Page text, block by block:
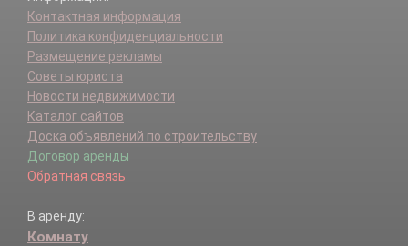
Контактная информация
Политика конфиденциальности
Размещение рекламы
Советы юриста
Новости недвижимости
Каталог сайтов
Доска объявлений по строительству
Договор аренды
Обратная связь
В аренду:
Комнату